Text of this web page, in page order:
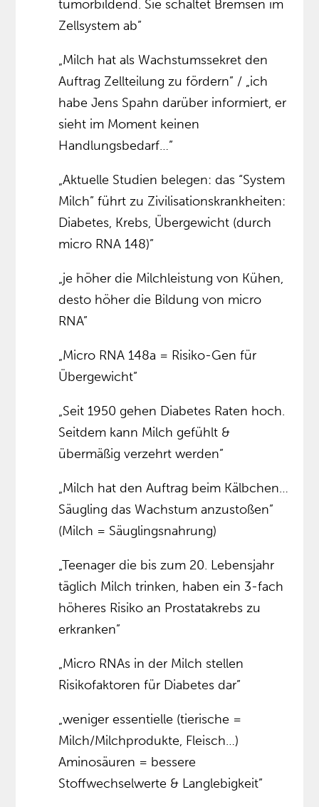
tumorbildend. Sie schaltet Bremsen im
Zellsystem ab”
„Milch hat als Wachstumssekret den
Auftrag Zellteilung zu fördern” / „ich
habe Jens Spahn darüber informiert, er
sieht im Moment keinen
Handlungsbedarf…”
„Aktuelle Studien belegen: das “System
Milch” führt zu Zivilisationskrankheiten:
Diabetes, Krebs, Übergewicht (durch
micro RNA 148)”
„je höher die Milchleistung von Kühen,
desto höher die Bildung von micro
RNA”
„Micro RNA 148a = Risiko-Gen für
Übergewicht”
„Seit 1950 gehen Diabetes Raten hoch.
Seitdem kann Milch gefühlt &
übermäßig verzehrt werden”
„Milch hat den Auftrag beim Kälbchen…
Säugling das Wachstum anzustoßen”
(Milch = Säuglingsnahrung)
„Teenager die bis zum 20. Lebensjahr
täglich Milch trinken, haben ein 3-fach
höheres Risiko an Prostatakrebs zu
erkranken”
„Micro RNAs in der Milch stellen
Risikofaktoren für Diabetes dar”
„weniger essentielle (tierische =
Milch/Milchprodukte, Fleisch…)
Aminosäuren = bessere
Stoffwechselwerte & Langlebigkeit”